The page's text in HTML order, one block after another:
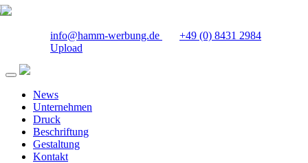
info@hamm-werbung.de
+49 (0) 8431 2984
Upload
News
Unternehmen
Druck
Beschriftung
Gestaltung
Kontakt